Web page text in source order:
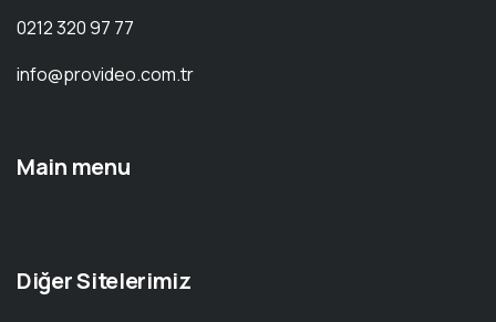
0212 320 97 77
info@provideo.com.tr
Main menu
Diğer Sitelerimiz